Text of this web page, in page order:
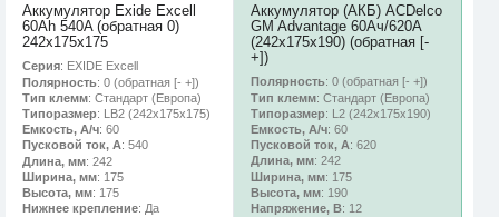
Аккумулятор Exide Excell
60Ah 540A (обратная 0)
242x175x175
Серия: EXIDE Excell
Полярность: 0 (обратная [- +])
Тип клемм: Стандарт (Европа)
Типоразмер: LB2 (242x175x175)
Емкость, А/ч: 60
Пусковой ток, А: 540
Длина, мм: 242
Ширина, мм: 175
Высота, мм: 175
Нижнее крепление: Да
Аккумулятор (АКБ) ACDelco
GM Advantage 60Ач/620А
(242х175х190) (обратная [-
+])
Полярность: 0 (обратная [- +])
Тип клемм: Стандарт (Европа)
Типоразмер: L2 (242х175х190)
Емкость, А/ч: 60
Пусковой ток, А: 620
Длина, мм: 242
Ширина, мм: 175
Высота, мм: 190
Напряжение, В: 12